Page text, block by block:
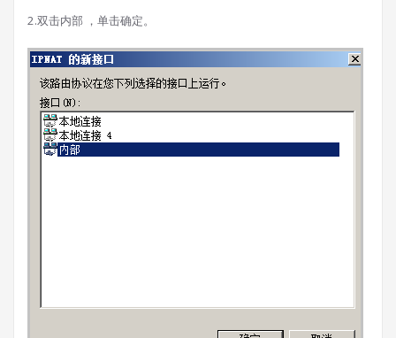
2.双击内部 ，单击确定。